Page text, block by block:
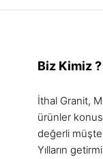
Biz Kimiz ?
İthal Granit,
ürünler
değerli
Yılların